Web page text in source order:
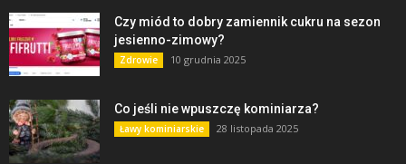
Czy miód to dobry zamiennik cukru na sezon
jesienno-zimowy?
Zdrowie 10 grudnia 2025
Co jeśli nie wpuszczę kominiarza?
Ławy kominiarskie 28 listopada 2025